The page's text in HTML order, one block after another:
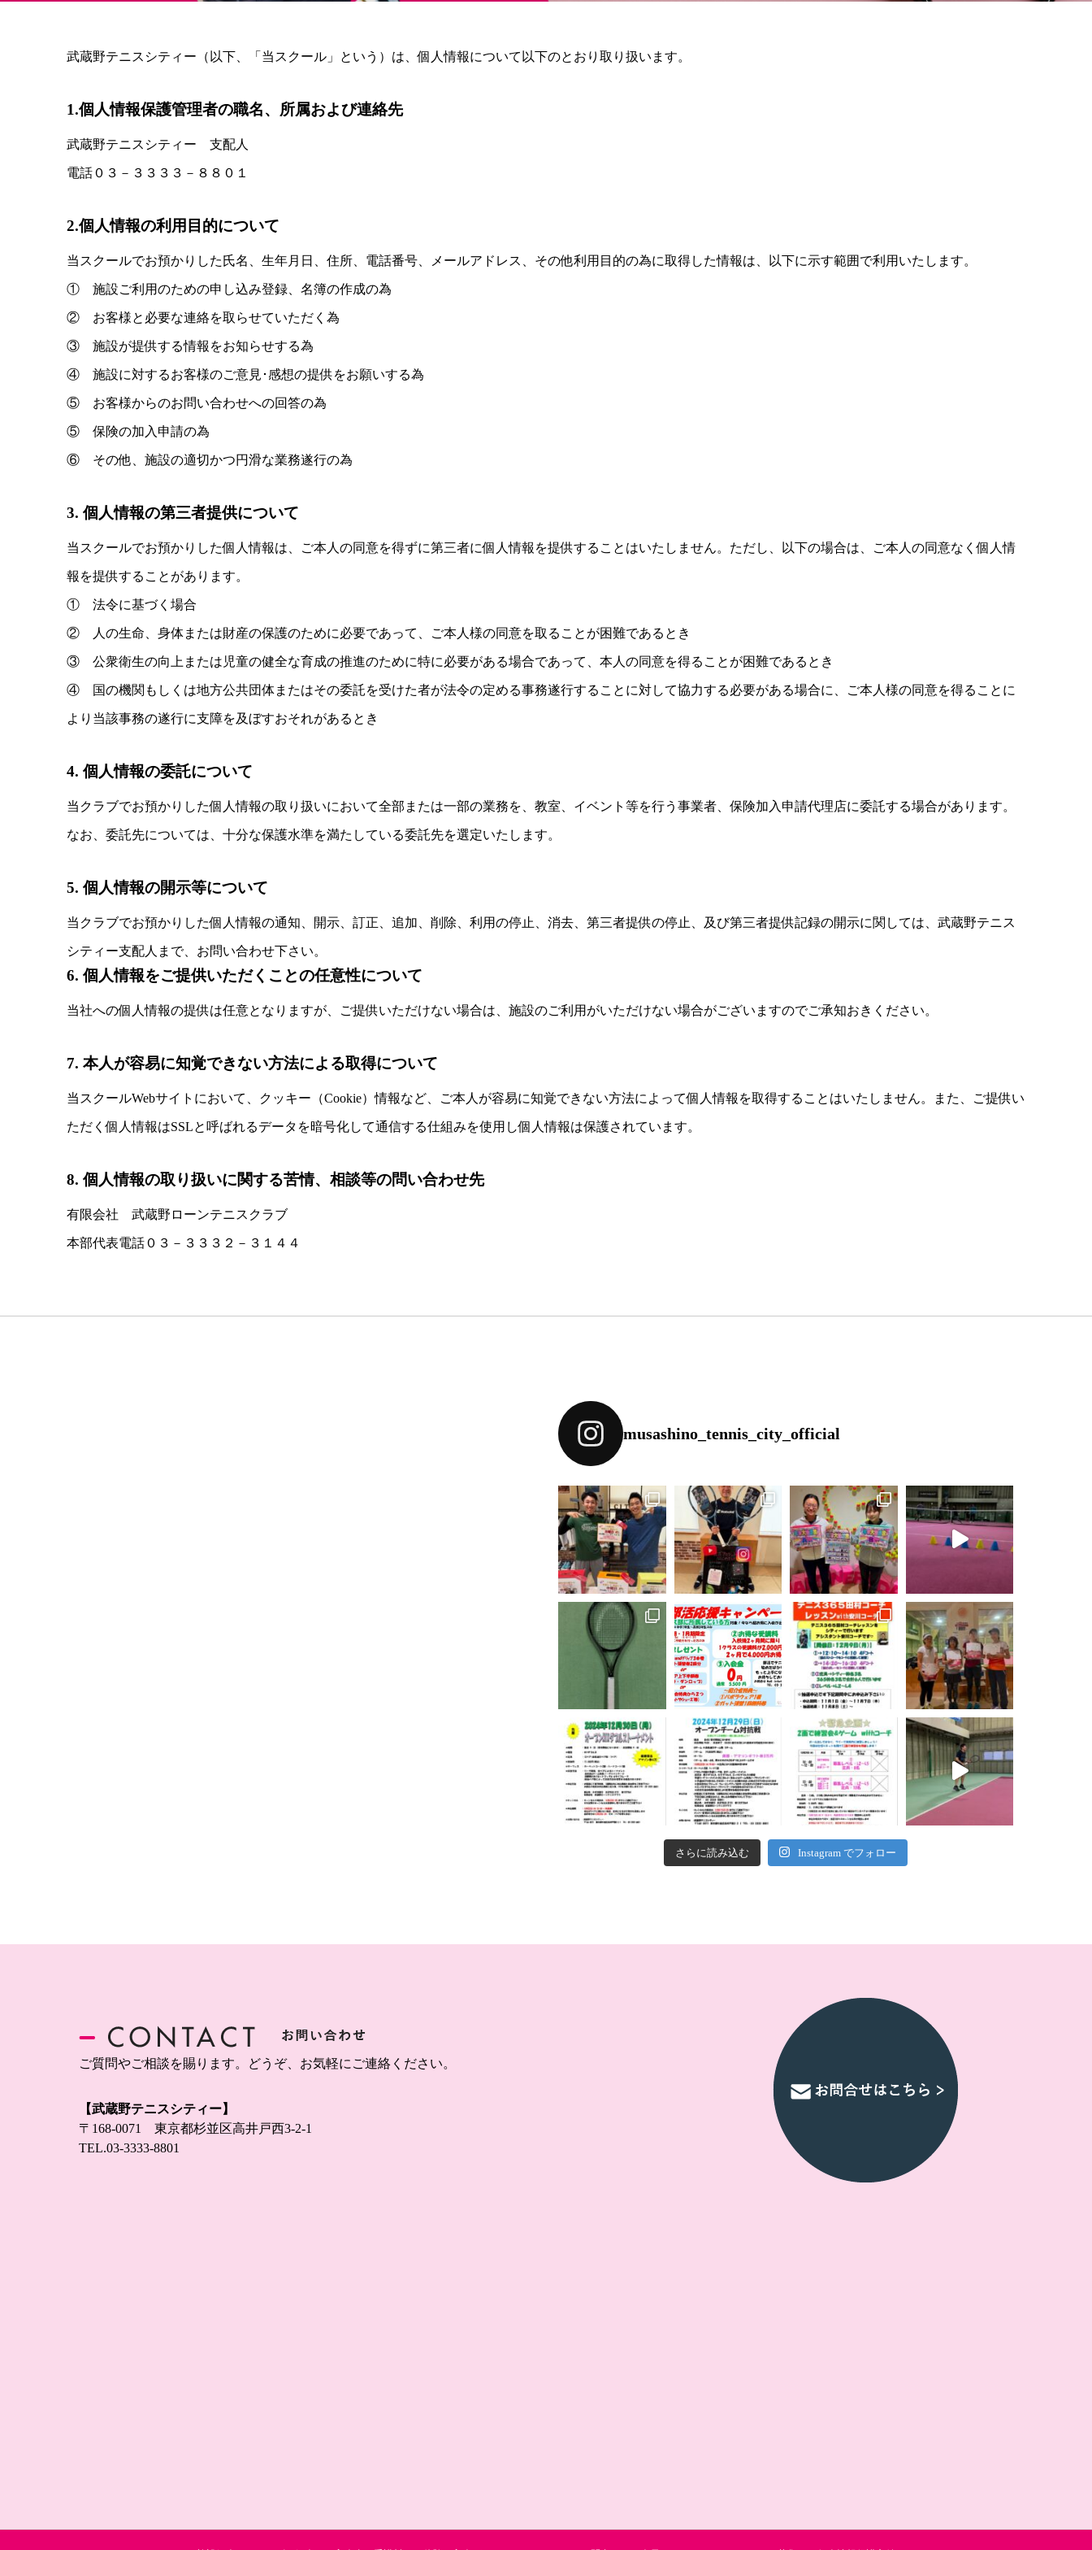
武蔵野テニスシティー（以下、「当スクール」という）は、個人情報について以下のとおり取り扱います。
1.個人情報保護管理者の職名、所属および連絡先
武蔵野テニスシティー 支配人
電話０３－３３３３－８８０１
2.個人情報の利用目的について
当スクールでお預かりした氏名、生年月日、住所、電話番号、メールアドレス、その他利用目的の為に取得した情報は、以下に示す範囲で利用いたします。
① 施設ご利用のための申し込み登録、名簿の作成の為
② お客様と必要な連絡を取らせていただく為
③ 施設が提供する情報をお知らせする為
④ 施設に対するお客様のご意見･感想の提供をお願いする為
⑤ お客様からのお問い合わせへの回答の為
⑤ 保険の加入申請の為
⑥ その他、施設の適切かつ円滑な業務遂行の為
3. 個人情報の第三者提供について
当スクールでお預かりした個人情報は、ご本人の同意を得ずに第三者に個人情報を提供することはいたしません。ただし、以下の場合は、ご本人の同意なく個人情
報を提供することがあります。
① 法令に基づく場合
② 人の生命、身体または財産の保護のために必要であって、ご本人様の同意を取ることが困難であるとき
③ 公衆衛生の向上または児童の健全な育成の推進のために特に必要がある場合であって、本人の同意を得ることが困難であるとき
④ 国の機関もしくは地方公共団体またはその委託を受けた者が法令の定める事務遂行することに対して協力する必要がある場合に、ご本人様の同意を得ることに
より当該事務の遂行に支障を及ぼすおそれがあるとき
4. 個人情報の委託について
当クラブでお預かりした個人情報の取り扱いにおいて全部または一部の業務を、教室、イベント等を行う事業者、保険加入申請代理店に委託する場合があります。
なお、委託先については、十分な保護水準を満たしている委託先を選定いたします。
5. 個人情報の開示等について
当クラブでお預かりした個人情報の通知、開示、訂正、追加、削除、利用の停止、消去、第三者提供の停止、及び第三者提供記録の開示に関しては、武蔵野テニス
シティー支配人まで、お問い合わせ下さい。
6. 個人情報をご提供いただくことの任意性について
当社への個人情報の提供は任意となりますが、ご提供いただけない場合は、施設のご利用がいただけない場合がございますのでご承知おきください。
7. 本人が容易に知覚できない方法による取得について
当スクールWebサイトにおいて、クッキー（Cookie）情報など、ご本人が容易に知覚できない方法によって個人情報を取得することはいたしません。また、ご提供い
ただく個人情報はSSLと呼ばれるデータを暗号化して通信する仕組みを使用し個人情報は保護されています。
8. 個人情報の取り扱いに関する苦情、相談等の問い合わせ先
有限会社 武蔵野ローンテニスクラブ
本部代表電話０３－３３３２－３１４４
musashino_tennis_city_official
さらに読み込む Instagram でフォロー
ご質問やご相談を賜ります。どうぞ、お気軽にご連絡ください。
【武蔵野テニスシティー】
〒168-0071 東京都杉並区高井戸西3-2-1
TEL.03-3333-8801